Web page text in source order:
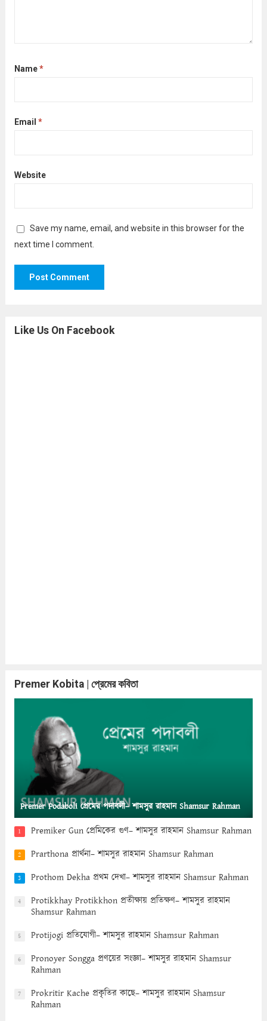
Name*
Email *
Website
Save my name, email, and website in this browser for the
next time I comment.
Like Us On Facebook
Premer Kobita | প্রেমের কবিতা
Premer Podaboli প্রেমের পদাবলী– শামসুর রাহমান Shamsur Rahman
1 Premiker Gun প্রেমিকের গুণ– শামসুর রাহমান Shamsur Rahman
2 Prarthona প্রার্থনা– শামসুর রাহমান Shamsur Rahman
3 Prothom Dekha প্রথম দেখা– শামসুর রাহমান Shamsur Rahman
4
Protikkhay Protikkhon প্রতীক্ষায় প্রতিক্ষণ– শামসুর রাহমান
Shamsur Rahman
5 Protijogi প্রতিযোগী– শামসুর রাহমান Shamsur Rahman
6
Pronoyer Songga প্রণয়ের সংজ্ঞা– শামসুর রাহমান Shamsur
Rahman
7
Prokritir Kache প্রকৃতির কাছে– শামসুর রাহমান Shamsur
Rahman